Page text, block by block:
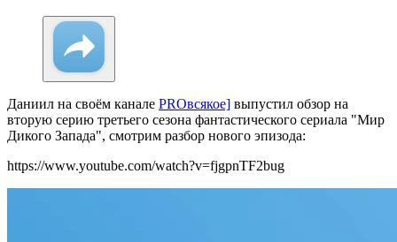
Даниил на своём канале PROвсякое] выпустил обзор на
вторую серию третьего сезона фантастического сериала "Мир
Дикого Запада", смотрим разбор нового эпизода:
https://www.youtube.com/watch?v=fjgpnTF2bug